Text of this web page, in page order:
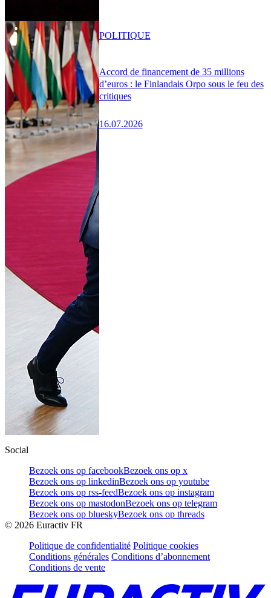
Accord de financement de 35 millions
d’euros : le Finlandais Orpo sous le feu des
critiques
16.07.2026
POLITIQUE
Social
Bezoek ons op facebookBezoek ons op x
Bezoek ons op linkedinBezoek ons op youtube
Bezoek ons op rss-feedBezoek ons op instagram
Bezoek ons op mastodonBezoek ons op telegram
Bezoek ons op blueskyBezoek ons op threads
© 2026 Euractiv FR
Politique de confidentialité Politique cookies
Conditions générales Conditions d’abonnement
Conditions de vente